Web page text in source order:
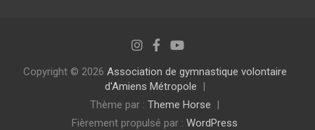
Copyright © 2026 Association de gymnastique volontaire
d'Amiens Métropole
Thème par : Theme Horse
Fièrement propulsé par : WordPress